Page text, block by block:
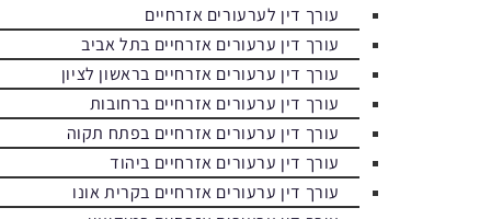
עורך דין לערעורים אזרחיים
עורך דין ערעורים אזרחיים בתל אביב
עורך דין ערעורים אזרחיים בראשון לציון
עורך דין ערעורים אזרחיים ברחובות
עורך דין ערעורים אזרחיים בפתח תקוה
עורך דין ערעורים אזרחיים ביהוד
עורך דין ערעורים אזרחיים בקרית אונו